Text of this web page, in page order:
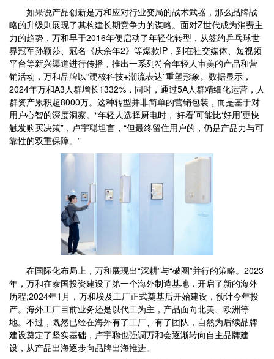
如果说产品创新是万和应对行业变局的战术武器，那么品牌战
略的升级则展现了其构建长期竞争力的谋略。面对Z世代成为消费主
力的趋势，万和早于2016年便启动了年轻化转型，从签约乒乓球世
界冠军孙颖莎、冠名《庆余年2》等爆款IP，到在社交媒体、短视频
平台等新兴渠道进行传播，推出一系列符合年轻人审美的产品和营
销活动，万和品牌以“硬核科技+潮流表达”重塑形象。数据显示，
2024年万和A3人群增长1332%，同时，通过5A人群精细化运营，人
群资产累积超8000万。这种转型并非简单的营销包装，而是基于对
用户心智的深度洞察。“年轻人选择厨电时，‘好看’可能比‘好用’更快
触发购买决策”，卢宇聪坦言，“但最终留住用户的，仍是产品力与可
靠性的双重保障。”
在国际化布局上，万和展现出“深耕”与“破圈”并行的策略。2023
年，万和在泰国投资建设了第一个海外制造基地，开启了新的海外
历程;2024年1月，万和埃及工厂正式奠基后开始建设，预计今年投
产。海外工厂目前业务还是以代工为主，产品面向北美、欧洲等
地。不过，既然已经在海外有了工厂、有了团队，自然为后续品牌
建设奠定了坚实基础，卢宇聪也强调万和会逐渐转向自主品牌建
设，从产品出海逐步向品牌出海推进。